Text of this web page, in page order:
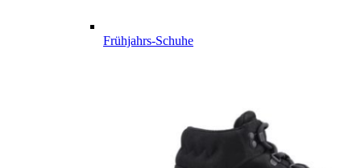
Frühjahrs-Schuhe